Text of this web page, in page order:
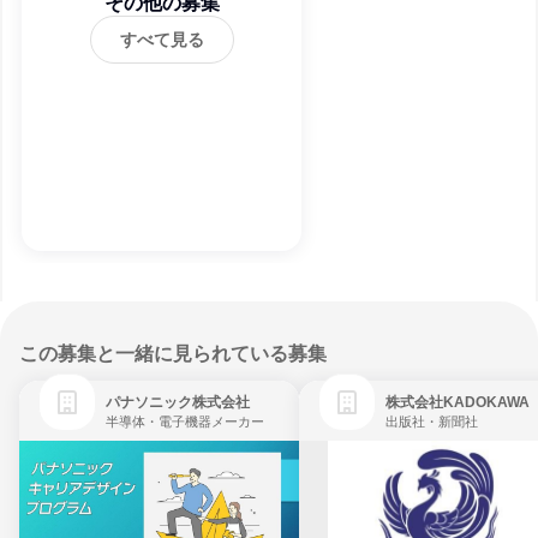
すべて見る
この募集と一緒に見られている募集
パナソニック株式会社
半導体・電子機器メーカー
株式会社KADOKAWA
出版社・新聞社